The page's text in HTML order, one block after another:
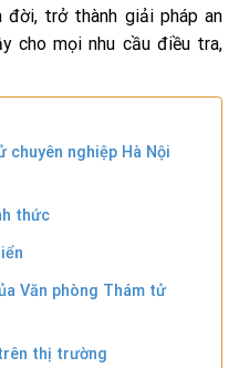
đời, trở thành giải pháp an
cho mọi nhu cầu điều tra,
chuyên nghiệp Hà Nội
thức
Văn phòng Thám tử
thị trường